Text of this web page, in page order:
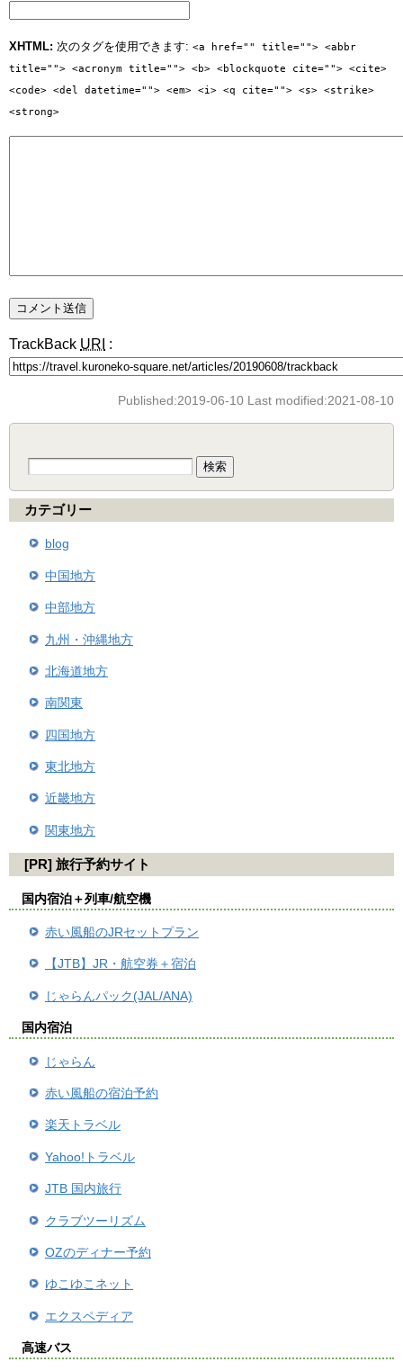
XHTML: 次のタグを使用できます: <a href="" title=""> <abbr
title=""> <acronym title=""> <b> <blockquote cite=""> <cite>
<code> <del datetime=""> <em> <i> <q cite=""> <s> <strike>
<strong>
TrackBack URI :
Published:2019-06-10 Last modified:2021-08-10
索:
カテゴリー
blog
中国地方
中部地方
九州・沖縄地方
北海道地方
南関東
四国地方
東北地方
近畿地方
関東地方
[PR] 旅行予約サイト
国内宿泊＋列車/航空機
赤い風船のJRセットプラン
【JTB】JR・航空券＋宿泊
じゃらんパック(JAL/ANA)
国内宿泊
じゃらん
赤い風船の宿泊予約
楽天トラベル
Yahoo!トラベル
JTB 国内旅行
クラブツーリズム
OZのディナー予約
ゆこゆこネット
エクスペディア
高速バス